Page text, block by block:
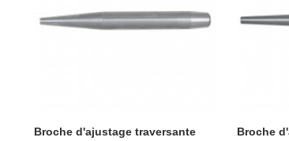
Broche d'ajustage traversante Broche